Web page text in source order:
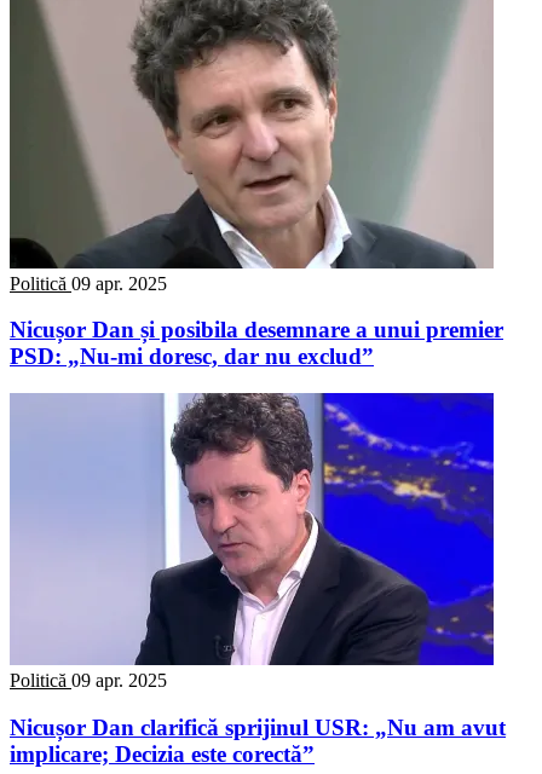
Politică 09 apr. 2025
Nicușor Dan și posibila desemnare a unui premier
PSD: „Nu-mi doresc, dar nu exclud”
Politică 09 apr. 2025
Nicușor Dan clarifică sprijinul USR: „Nu am avut
implicare; Decizia este corectă”